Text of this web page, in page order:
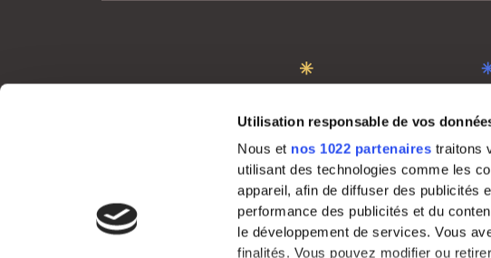
Utilisation responsable de vos
Nous et nos 1022 partenaires traitons
utilisant des technologies comme les
appareil, afin de diffuser des publicités
performance des publicités et du
le développement de services. Vous
finalités. Vous pouvez modifier ou
Me connecter